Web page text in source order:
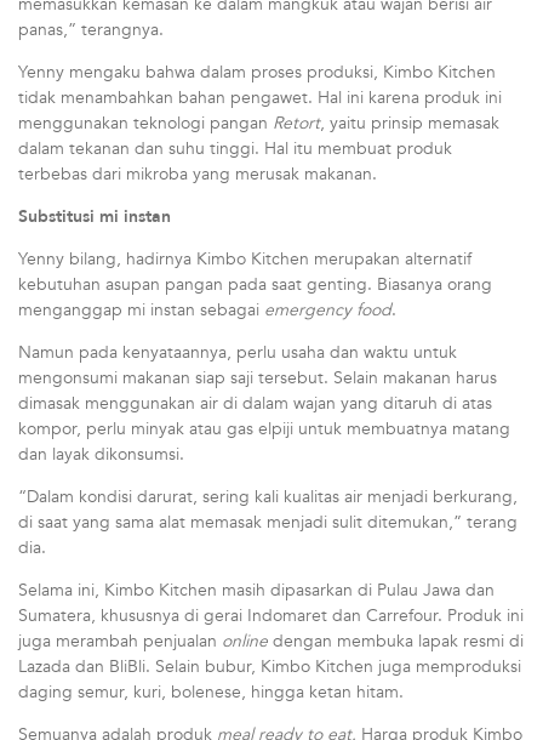
panas,” terangnya.
Yenny mengaku bahwa dalam proses produksi, Kimbo Kitchen
tidak menambahkan bahan pengawet. Hal ini karena produk ini
menggunakan teknologi pangan Retort, yaitu prinsip memasak
dalam tekanan dan suhu tinggi. Hal itu membuat produk
terbebas dari mikroba yang merusak makanan.
Substitusi mi instan
Yenny bilang, hadirnya Kimbo Kitchen merupakan alternatif
kebutuhan asupan pangan pada saat genting. Biasanya orang
menganggap mi instan sebagai emergency food.
Namun pada kenyataannya, perlu usaha dan waktu untuk
mengonsumi makanan siap saji tersebut. Selain makanan harus
dimasak menggunakan air di dalam wajan yang ditaruh di atas
kompor, perlu minyak atau gas elpiji untuk membuatnya matang
dan layak dikonsumsi.
“Dalam kondisi darurat, sering kali kualitas air menjadi berkurang,
di saat yang sama alat memasak menjadi sulit ditemukan,” terang
dia.
Selama ini, Kimbo Kitchen masih dipasarkan di Pulau Jawa dan
Sumatera, khususnya di gerai Indomaret dan Carrefour. Produk ini
juga merambah penjualan online dengan membuka lapak resmi di
Lazada dan BliBli. Selain bubur, Kimbo Kitchen juga memproduksi
daging semur, kuri, bolenese, hingga ketan hitam.
Semuanya adalah produk meal ready to eat. Harga produk Kimbo